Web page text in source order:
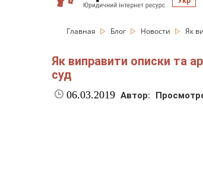
Главная Блог Новости Як
Як виправити описки та
суд
06.03.2019 Автор: